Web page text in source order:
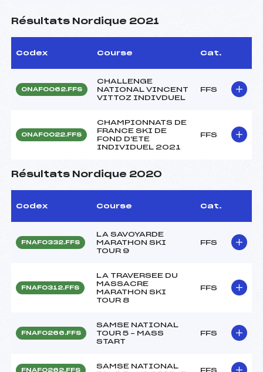
Résultats Nordique 2021
Codex Course Cat.
ONAF0062.FFS
CHALLENGE
NATIONAL VINCENT
VITTOZ INDIVDUEL
FFS
ONAF0022.FFS
CHAMPIONNATS DE
FRANCE SKI DE
FOND D'ETE
INDIVIDUEL 2021
FFS
Résultats Nordique 2020
Codex Course Cat.
FNAF0332.FFS
LA SAVOYARDE
MARATHON SKI
TOUR 9
FFS
FNAF0312.FFS
LA TRAVERSEE DU
MASSACRE
MARATHON SKI
TOUR 8
FFS
FNAF0266.FFS
SAMSE NATIONAL
TOUR 5 – MASS
START
FFS
FNAF0262.FFS
SAMSE NATIONAL
FFS